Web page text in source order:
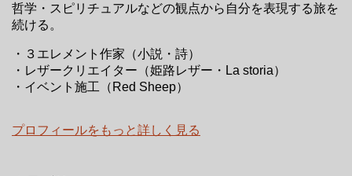
哲学・スピリチュアルなどの観点から自分を表現する旅を
続ける。
・３エレメント作家（小説・詩）
・レザークリエイター（姫路レザー・La storia）
・イベント施工（Red Sheep）
プロフィールをもっと詳しく見る